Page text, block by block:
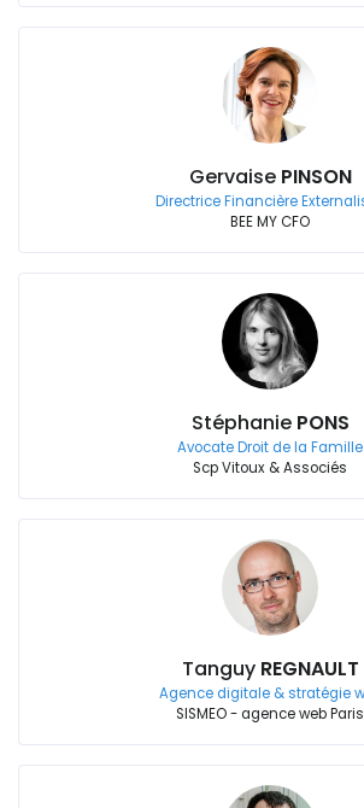
Gervaise PINSON
Directrice Financière
BEE MY CFO
Stéphanie PONS
Avocate Droit de la Famille
Scp Vitoux & Associés
Tanguy REGNAULT
Agence digitale & stratégie
SISMEO - agence web Paris